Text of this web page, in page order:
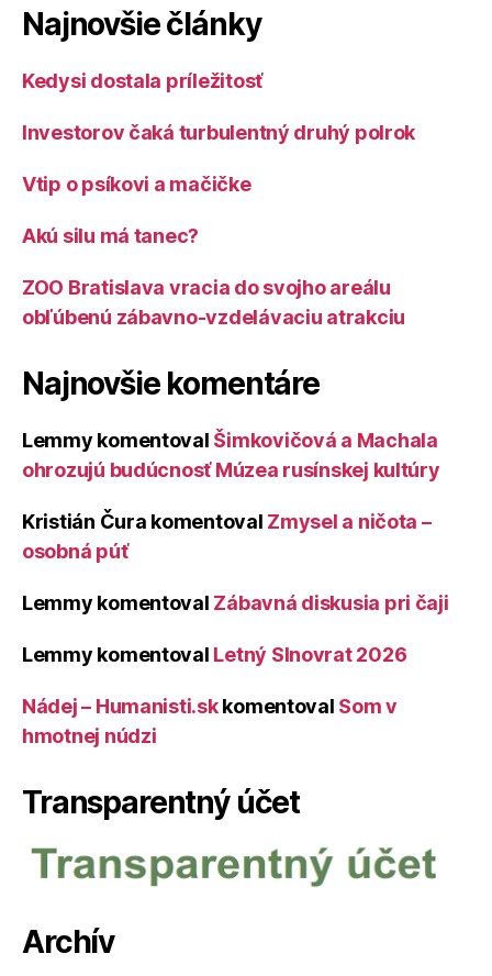
Najnovšie články
Kedysi dostala príležitosť
Investorov čaká turbulentný druhý polrok
Vtip o psíkovi a mačičke
Akú silu má tanec?
ZOO Bratislava vracia do svojho areálu
obľúbenú zábavno-vzdelávaciu atrakciu
Najnovšie komentáre
Lemmy komentoval Šimkovičová a Machala
ohrozujú budúcnosť Múzea rusínskej kultúry
Kristián Čura komentoval Zmysel a ničota –
osobná púť
Lemmy komentoval Zábavná diskusia pri čaji
Lemmy komentoval Letný Slnovrat 2026
Nádej – Humanisti.skkomentoval Som v
hmotnej núdzi
Transparentný účet
Archív